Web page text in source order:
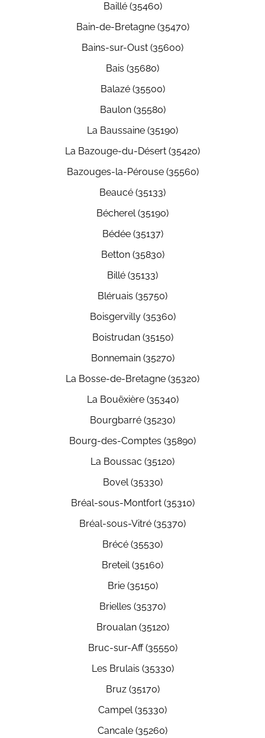
Baillé (35460)
Bain-de-Bretagne (35470)
Bains-sur-Oust (35600)
Bais (35680)
Balazé (35500)
Baulon (35580)
La Baussaine (35190)
La Bazouge-du-Désert (35420)
Bazouges-la-Pérouse (35560)
Beaucé (35133)
Bécherel (35190)
Bédée (35137)
Betton (35830)
Billé (35133)
Bléruais (35750)
Boisgervilly (35360)
Boistrudan (35150)
Bonnemain (35270)
La Bosse-de-Bretagne (35320)
La Bouëxière (35340)
Bourgbarré (35230)
Bourg-des-Comptes (35890)
La Boussac (35120)
Bovel (35330)
Bréal-sous-Montfort (35310)
Bréal-sous-Vitré (35370)
Brécé (35530)
Breteil (35160)
Brie (35150)
Brielles (35370)
Broualan (35120)
Bruc-sur-Aff (35550)
Les Brulais (35330)
Bruz (35170)
Campel (35330)
Cancale (35260)